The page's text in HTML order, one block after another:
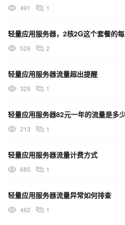
491 1
轻量应用服务器，2核2G这个套餐的每
528 2
轻量应用服务器流量超出提醒
329 1
轻量应用服务器82元一年的流量是多
213 1
轻量应用服务器流量计费方式
685 1
轻量应用服务器流量异常如何排查
462 1